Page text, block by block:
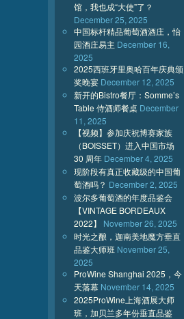
馆，我也成“大使”了？
December 25, 2025
中国标杆精品葡萄酒酒庄，怡
园酒庄易主 December 16,
2025
2025西班牙里奥哈百年庆典颁
奖晚宴 December 12, 2025
新开的Bistro餐厅：Somme’s
Table 侍酒师餐桌 December
11, 2025
【视频】参加庆祝博赛家族
（BOISSET）进入中国市场
30 周年 December 4, 2025
现阶段有真正收藏级的中国葡
萄酒吗？ December 2, 2025
波尔多葡萄酒的年度品鉴会
【VINTAGE BORDEAUX
2022】
November 26, 2025
时光之酿，迦南美地魔方垂直
品鉴大师班 November 25,
2025
ProWine Shanghai 2025，今
天落幕 November 14, 2025
2025ProWine上海酒展大师
班，加贝兰多年份垂直品鉴